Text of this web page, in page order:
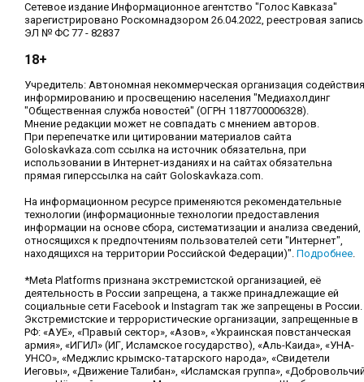
Сетевое издание Информационное агентство "Голос Кавказа"
зарегистрировано Роскомнадзором 26.04.2022, реестровая запись
ЭЛ № ФС 77 - 82837
18+
Учредитель: Автономная некоммерческая организация содействия
информированию и просвещению населения "Медиахолдинг
"Общественная служба новостей" (ОГРН 1187700006328).
Мнение редакции может не совпадать с мнением авторов.
При перепечатке или цитировании материалов сайта
Goloskavkaza.com ссылка на источник обязательна, при
использовании в Интернет-изданиях и на сайтах обязательна
прямая гиперссылка на сайт Goloskavkaza.com.
На информационном ресурсе применяются рекомендательные
технологии (информационные технологии предоставления
информации на основе сбора, систематизации и анализа сведений,
относящихся к предпочтениям пользователей сети "Интернет",
находящихся на территории Российской Федерации)". Подробнее.
*Meta Platforms признана экстремистской организацией, её
деятельность в России запрещена, а также принадлежащие ей
социальные сети Facebook и Instagram так же запрещены в России.
Экстремистские и террористические организации, запрещенные в
РФ: «АУЕ», «Правый сектор», «Азов», «Украинская повстанческая
армия», «ИГИЛ» (ИГ, Исламское государство), «Аль-Каида», «УНА-
УНСО», «Меджлис крымско-татарского народа», «Свидетели
Иеговы», «Движение Талибан», «Исламская группа»,